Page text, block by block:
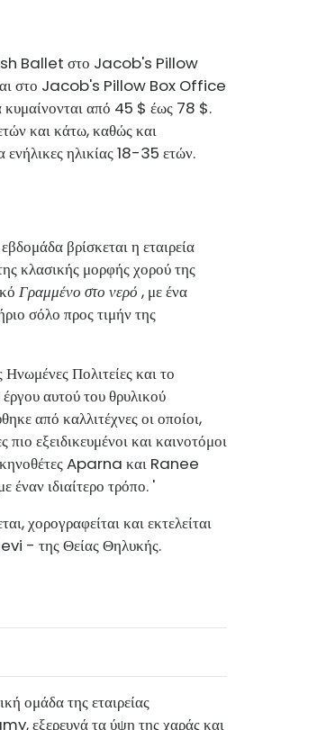
Ballet στο Jacob's Pillow
στο Jacob's Pillow Box Office
από 45 $ έως 78 $.
και κάτω, καθώς και
ενήλικες ηλικίας 18-35 ετών.
βρίσκεται η εταιρεία
μορφής χορού της
Γραμμένο στο νερό , με ένα
σόλο προς τιμήν της
Πολιτείες και το
αυτού του θρυλικού
από καλλιτέχνες οι οποίοι,
εξειδικευμένοι και καινοτόμοι
Aparna και Ranee
ιδιαίτερο τρόπο. '
χορογραφείται και εκτελείται
- της Θείας Θηλυκής.
ομάδα της εταιρείας
τα ύψη της χαράς και